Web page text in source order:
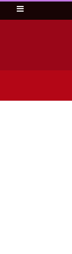
Sidebar